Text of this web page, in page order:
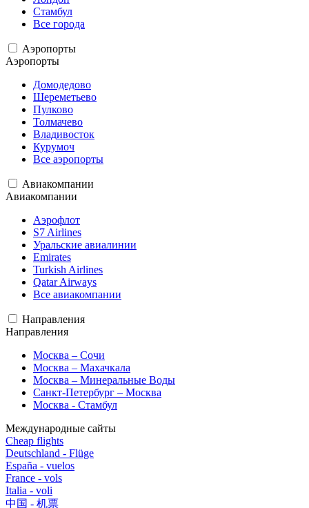
Стамбул
Все города
Аэропорты
Аэропорты
Домодедово
Шереметьево
Пулково
Толмачево
Владивосток
Курумоч
Все аэропорты
Авиакомпании
Авиакомпании
Аэрофлот
S7 Airlines
Уральские авиалинии
Emirates
Turkish Airlines
Qatar Airways
Все авиакомпании
Направления
Направления
Москва – Сочи
Москва – Махачкала
Москва – Минеральные Воды
Санкт-Петербург – Москва
Москва - Стамбул
Международные сайты
Cheap flights
Deutschland - Flüge
España - vuelos
France - vols
Italia - voli
中国 - 机票